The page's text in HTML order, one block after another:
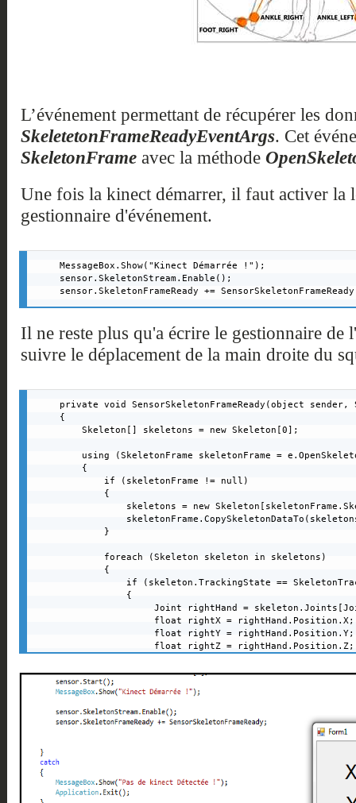
L’événement permettant de récupérer les
SkeletetonFrameReadyEventArgs. Cet
SkeletonFrame avec la méthode
Une fois la kinect démarrer, il faut activer la
gestionnaire d'événement.
MessageBox.Show("Kinect Démarrée !");
sensor.SkeletonStream.Enable();
sensor.SkeletonFrameReady +=
Il ne reste plus qu'a écrire le gestionnaire de
suivre le déplacement de la main droite du
private void SensorSkeletonFrameReady(object sender,
{
    Skeleton[] skeletons = new Skeleton[0];
using (SkeletonFrame skeletonFrame =
    {
        if (skeletonFrame != null)
        {
skeletons = new
        }
        foreach (Skeleton skeleton in skeletons)
        {
if (skeleton.TrackingState ==
            {
Joint rightHand =
                 float rightX = rightHand.Position.X;
                 float rightY = rightHand.Position.Y;
                 float rightZ = rightHand.Position.Z;
                 lblX.Text = "X="+rightX.ToString();
                 lblY.Text = "Y="+rightY.ToString();
                 lblZ.Text = "Z="+rightZ.ToString();
             }
         }